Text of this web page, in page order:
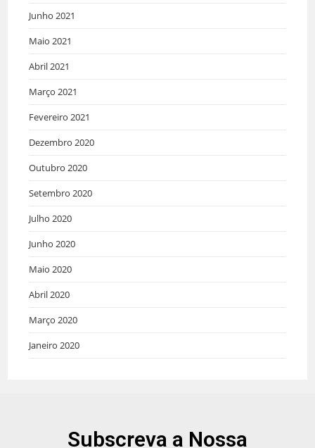
Junho 2021
Maio 2021
Abril 2021
Março 2021
Fevereiro 2021
Dezembro 2020
Outubro 2020
Setembro 2020
Julho 2020
Junho 2020
Maio 2020
Abril 2020
Março 2020
Janeiro 2020
Subscreva a Nossa